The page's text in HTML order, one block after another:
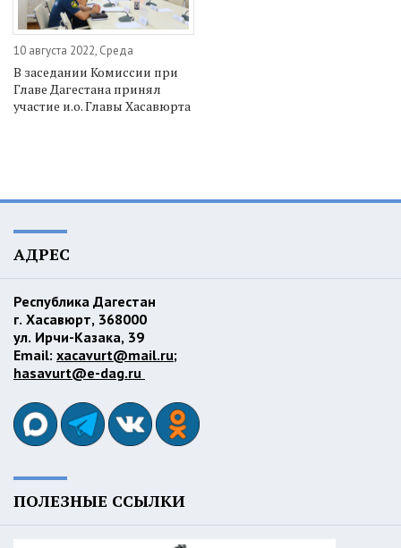
10 августа 2022, Среда
В заседании Комиссии при
Главе Дагестана принял
участие и.о. Главы Хасавюрта
АДРЕС
Республика Дагестан
г. Хасавюрт, 368000
ул. Ирчи-Казака, 39
Email: xacavurt@mail.ru;
hasavurt@e-dag.ru
ПОЛЕЗНЫЕ ССЫЛКИ